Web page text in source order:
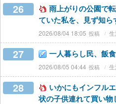
26
雨上がりの公園で
ていた私を、見ず知
2026/08/04 18:05
27 一人暮らし民、飯
2026/08/05 04:44
28
いかにもインフル
状の子供連れて買い物